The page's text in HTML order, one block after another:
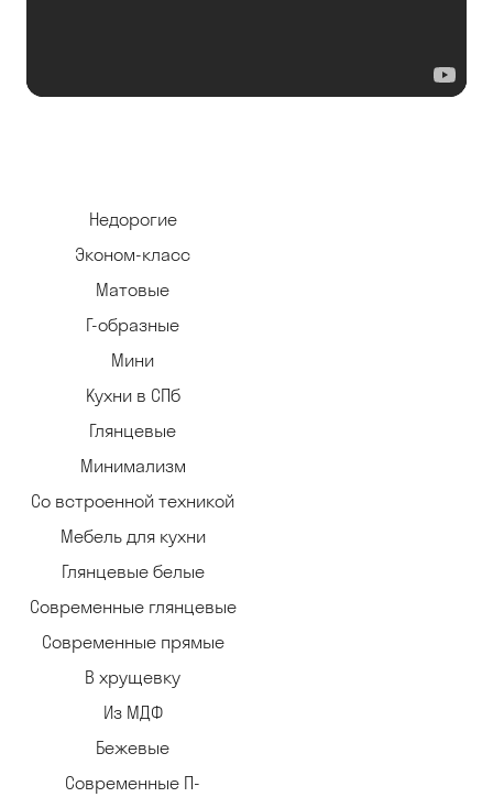
Недорогие
Эконом-класс
Матовые
Г-образные
Мини
Кухни в СПб
Глянцевые
Минимализм
Со встроенной техникой
Мебель для кухни
Глянцевые белые
Современные глянцевые
Современные прямые
В хрущевку
Из МДФ
Бежевые
Современные П-